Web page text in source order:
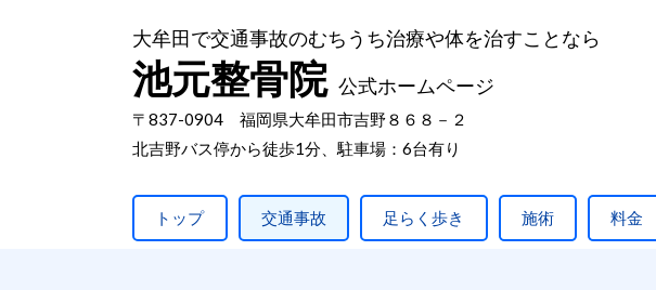
大牟田で交通事故のむちうち治療や体を治すことなら
池元整骨院 公式ホームページ
〒837-0904 福岡県大牟田市吉野８６８－２
北吉野バス停から徒歩1分、駐車場：6台有り
トップ 交通事故 足らく歩き 施術 料金